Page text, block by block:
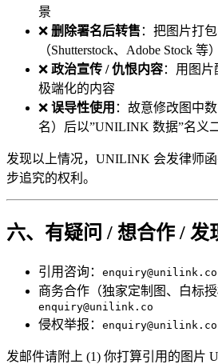
景
❌ 删除署名后转售 ：把图片打
（Shutterstock、Adobe Stock
❌ 政治宣传 / 仇恨内容：用图
极端化的内容
❌ 误导性使用 ：故意修改图中
名）后以”UNILINK 数据”名义
发现以上情况，UNILINK 会发律师
步追究的权利。
六、有疑问 / 想合作 / 发
引用咨询： enquiry@unilink.co
商务合作（独家定制图、白标授
enquiry@unilink.co
侵权举报： enquiry@unilink.co
发邮件请附上 (1) 你打算引用的图片